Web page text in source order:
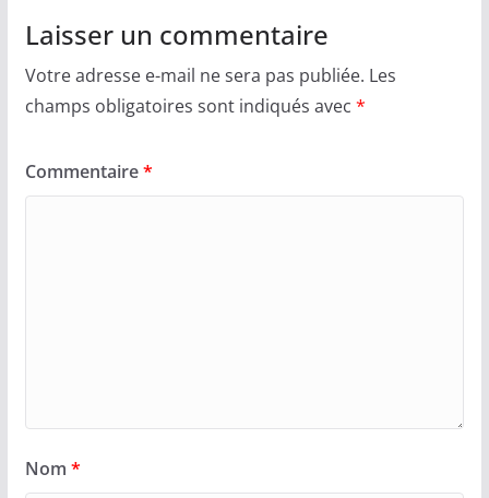
Laisser un commentaire
Votre adresse e-mail ne sera pas publiée. Les
champs obligatoires sont indiqués avec *
Commentaire*
Nom *